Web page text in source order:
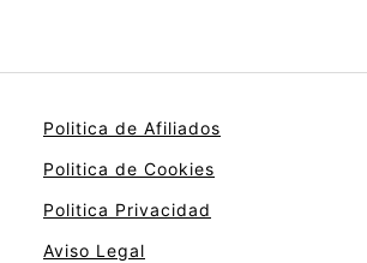
Politica de Afiliados
Politica de Cookies
Politica Privacidad
Aviso Legal